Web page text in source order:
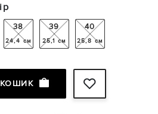
38
24,4 см
39
25,1 см
40
25,8 см